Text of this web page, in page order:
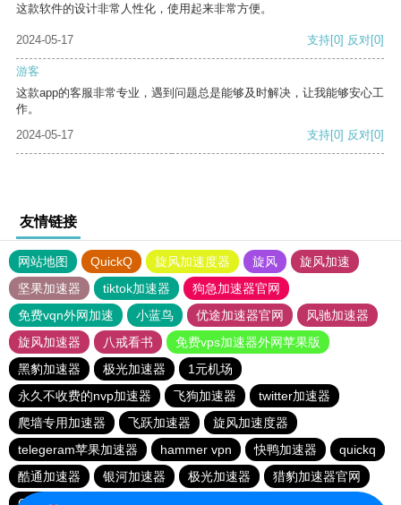
这款软件的设计非常人性化，使用起来非常方便。
2024-05-17 支持[0] 反对[0]
游客
这款app的客服非常专业，遇到问题总是能够及时解决，让我能够安心工
作。
2024-05-17
支持[0] 反对[0]
友情链接
网站地图 QuickQ 旋风加速度器 旋风
旋风加速
坚果加速器
tiktok加速器
狗急加速器官网
免费vqn外网加速
小蓝鸟 优途加速器官网
风驰加速器
旋风加速器
八戒看书
免费vps加速器外网苹果版
黑豹加速器
极光加速器
1元机场
永久不收费的nvp加速器
飞狗加速器
twitter加速器
爬墙专用加速器
飞跃加速器
旋风加速度器
telegeram苹果加速器
hammer vpn 快鸭加速器
quickq
酷通加速器
银河加速器 极光加速器
猎豹加速器官网